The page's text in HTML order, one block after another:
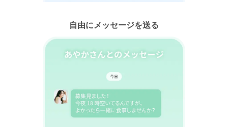
自由にメッセージを送る